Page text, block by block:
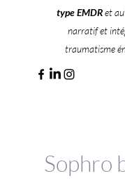
type EMDRet
narratif et
traumatisme
Sophro